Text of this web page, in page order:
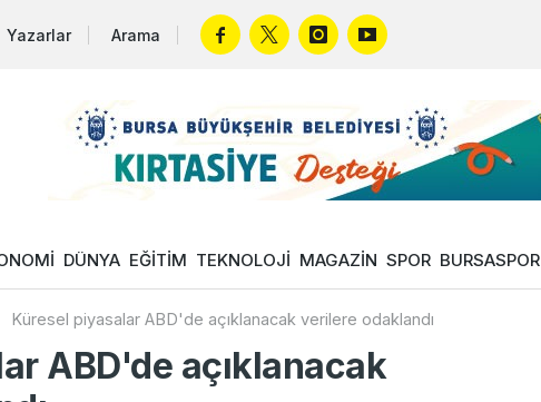
Yazarlar Arama
DÜNYA EĞİTİM TEKNOLOJİ MAGAZİN SPOR BURSASPOR
Küresel piyasalar ABD'de açıklanacak verilere odaklandı
ABD'de açıklanacak